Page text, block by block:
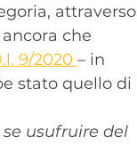
attraverso
che
9/2020 – in
stato quello di
usufruire del